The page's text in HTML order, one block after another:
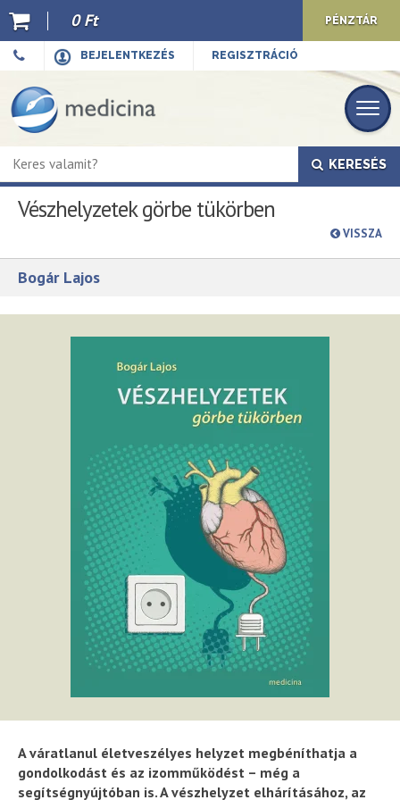
BEJELENTKEZÉS REGISZTRÁCIÓ
0 Ft PÉNZTÁR
KERESÉS
Vészhelyzetek görbe tükörben
Bogár Lajos
VISSZA
A váratlanul életveszélyes helyzet megbéníthatja a
gondolkodást és az izomműködést – még a
segítségnyújtóban is. A vészhelyzet elhárításához, az
Ajánló
Kiadványaink
E-book
Újdonságok
Akciók
Hírek